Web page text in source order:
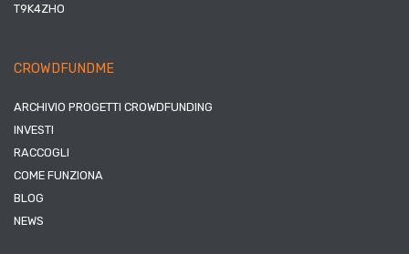
T9K4ZHO
CROWDFUNDME
ARCHIVIO PROGETTI CROWDFUNDING
INVESTI
RACCOGLI
COME FUNZIONA
BLOG
NEWS